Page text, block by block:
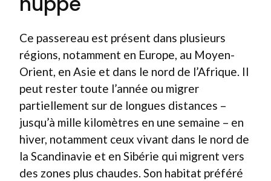
Ce passereau est présent dans plusieurs
régions, notamment en Europe, au Moyen-
Orient, en Asie et dans le nord de l’Afrique. Il
peut rester toute l’année ou migrer
partiellement sur de longues distances –
jusqu’à mille kilomètres en une semaine – en
hiver, notamment ceux vivant dans le nord de
la Scandinavie et en Sibérie qui migrent vers
des zones plus chaudes. Son habitat préféré